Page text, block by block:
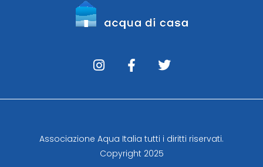
Associazione Aqua Italia tutti i diritti riservati.
Copyright 2025